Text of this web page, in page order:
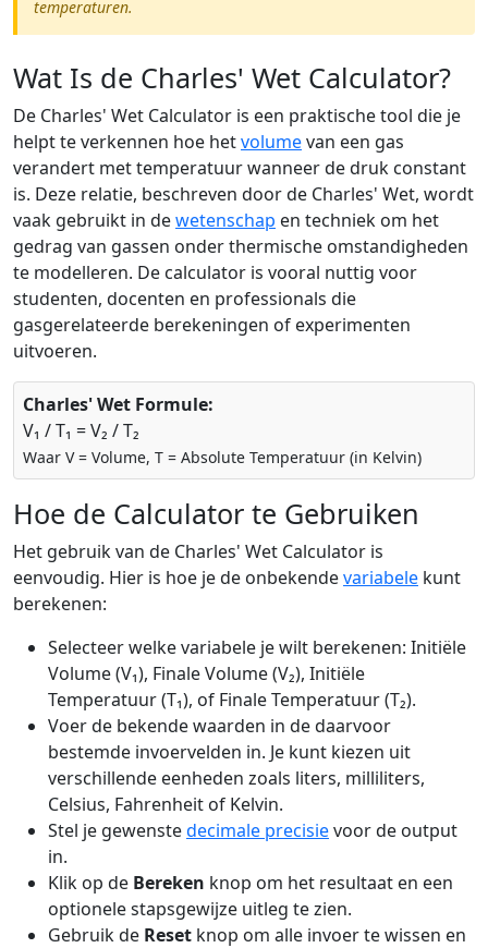
temperaturen.
Wat Is de Charles' Wet Calculator?
De Charles' Wet Calculator is een praktische tool die je
helpt te verkennen hoe hetvolumevan een gas
verandert met temperatuur wanneer de druk constant
is. Deze relatie, beschreven door de Charles' Wet, wordt
vaak gebruikt in dewetenschap en techniek om het
gedrag van gassen onder thermische omstandigheden
te modelleren. De calculator is vooral nuttig voor
studenten, docenten en professionals die
gasgerelateerde berekeningen of experimenten
uitvoeren.
Charles' Wet Formule:
V₁ / T₁ = V₂ / T₂
Waar V = Volume, T = Absolute Temperatuur (in Kelvin)
Hoe de Calculator te Gebruiken
Het gebruik van de Charles' Wet Calculator is
eenvoudig. Hier is hoe je de onbekendevariabele kunt
berekenen:
Selecteer welke variabele je wilt berekenen: Initiële
Volume (V₁), Finale Volume (V₂), Initiële
Temperatuur (T₁), of Finale Temperatuur (T₂).
Voer de bekende waarden in de daarvoor
bestemde invoervelden in. Je kunt kiezen uit
verschillende eenheden zoals liters, milliliters,
Celsius, Fahrenheit of Kelvin.
Stel je gewenstedecimale precisievoor de output
in.
Klik op de Bereken knop om het resultaat en een
optionele stapsgewijze uitleg te zien.
Gebruik de Reset knop om alle invoer te wissen en